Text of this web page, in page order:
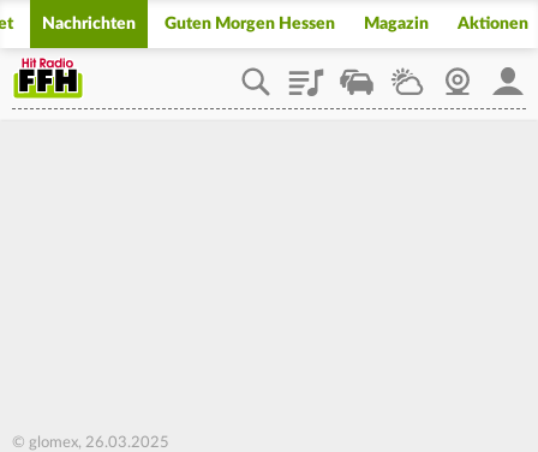
Nachrichten Guten Morgen Hessen Magazin Aktionen
PlaylistStaupilotWetterWebcam
© glomex, 26.03.2025